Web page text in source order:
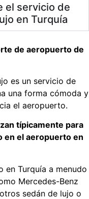
el servicio de
en Turquía
de aeropuerto de
es un servicio de
una forma cómoda y
el aeropuerto.
típicamente para
en el aeropuerto en
en Turquía a menudo
Mercedes-Benz
sedán de lujo o